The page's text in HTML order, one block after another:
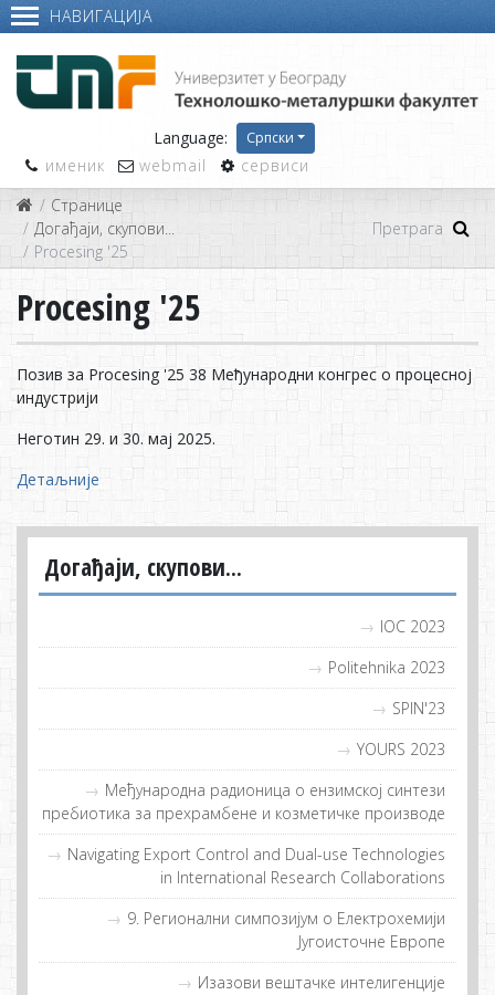
НАВИГАЦИЈА
Language: Српски
именик webmail
сервиси
Странице
Догађаји, скупови...
Procesing '25
Догађаји, скупови...
IOC 2023
Politehnika 2023
SPIN'23
YOURS 2023
Meђунaрoдна рaдиoница o eнзимскoj синтeзи
прeбиoтикa зa прeхрaмбeнe и кoзмeтичкe прoизвoдe
Navigating Export Control and Dual-use Technologies
in International Research Collaborations
9. Регионални симпозијум о Електрохемији
Југоисточне Европе
Изазови вештачке интелигенције
Procesing '25
Позив за Procesing '25 38 Међународни конгрес о процесној
индустрији
Неготин 29. и 30. мај 2025.
Детаљније